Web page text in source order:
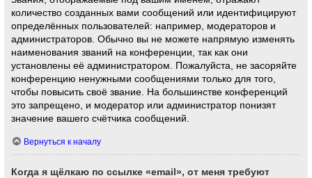
количество созданных вами сообщений или идентифицируют
определённых пользователей: например, модераторов и
администраторов. Обычно вы не можете напрямую изменять
наименования званий на конференции, так как они
установлены её администратором. Пожалуйста, не засоряйте
конференцию ненужными сообщениями только для того,
чтобы повысить своё звание. На большинстве конференций
это запрещено, и модератор или администратор понизят
значение вашего счётчика сообщений.
Вернуться к началу
Когда я щёлкаю по ссылке «email», от меня требуют